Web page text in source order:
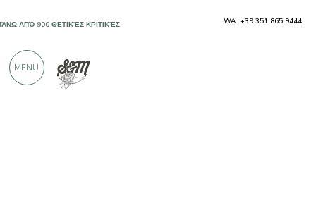
ΑΠΌ 900 ΘΕΤΙΚΈΣ ΚΡΙΤΙΚΈΣ WA: +39 351 865 9444
MENU